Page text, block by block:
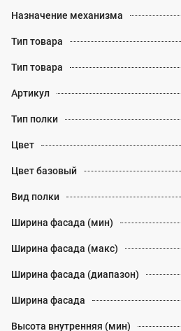
Назначение механизма
Тип товара
Тип товара
Артикул
Тип полки
Цвет
Цвет базовый
Вид полки
Ширина фасада (мин)
Ширина фасада (макс)
Ширина фасада (диапазон)
Ширина фасада
Высота внутренняя (мин)